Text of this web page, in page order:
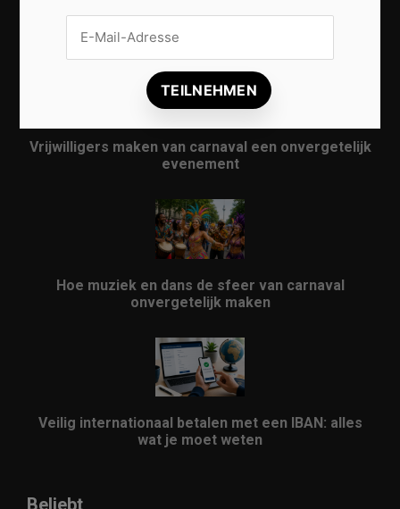
Vrijwilligers maken van carnaval een onvergetelijk
evenement
Hoe muziek en dans de sfeer van carnaval
onvergetelijk maken
Veilig internationaal betalen met een IBAN: alles
wat je moet weten